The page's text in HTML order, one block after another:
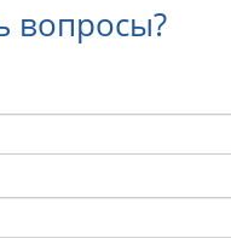
вопросы?